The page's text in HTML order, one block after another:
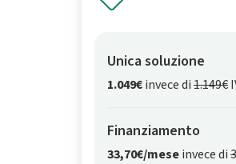
Unica soluzione
1.049€invece di1.149€
Finanziamento
33,70€/meseinvece di